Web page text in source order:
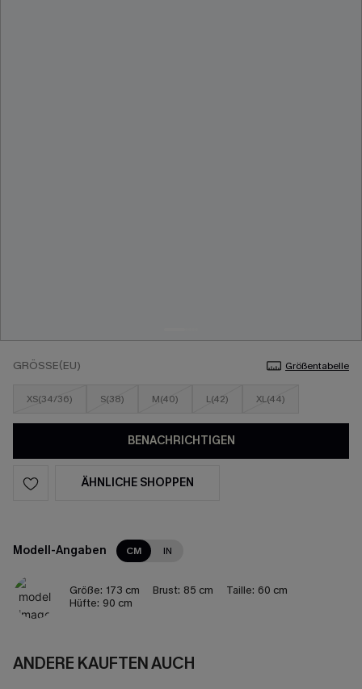
GRÖSSE(EU) Größentabelle
XS(34/36) S(38) M(40) L(42) XL(44)
BENACHRICHTIGEN
ÄHNLICHE SHOPPEN
Modell-Angaben CM IN
Größe: 173 cm Brust: 85 cm Taille: 60 cm
Hüfte: 90 cm
ANDERE KAUFTEN AUCH